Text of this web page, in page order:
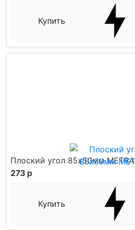
Купить
Плоский угол 85x50мм METRA
273 р
Купить